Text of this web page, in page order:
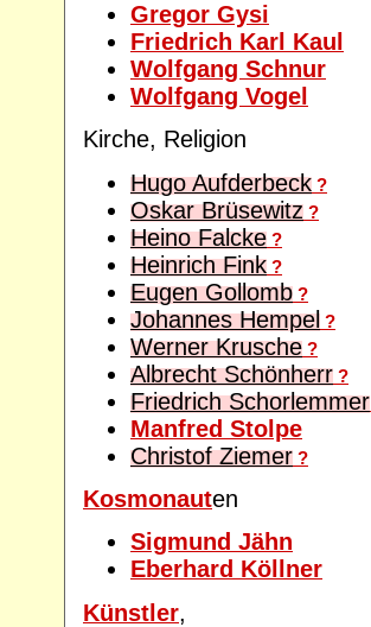
Gregor Gysi
Friedrich Karl Kaul
Wolfgang Schnur
Wolfgang Vogel
Kirche, Religion
Hugo Aufderbeck ?
Oskar Brüsewitz ?
Heino Falcke ?
Heinrich Fink ?
Eugen Gollomb ?
Johannes Hempel ?
Werner Krusche ?
Albrecht Schönherr ?
Friedrich Schorlemmer
Manfred Stolpe
Christof Ziemer ?
Kosmonauten
Sigmund Jähn
Eberhard Köllner
Künstler,